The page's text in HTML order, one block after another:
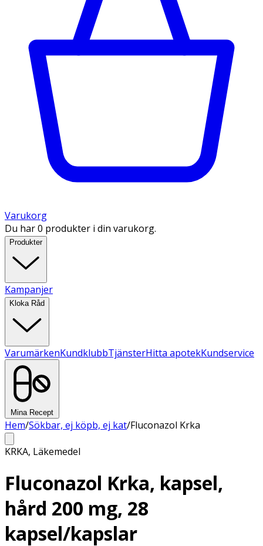
Varukorg
Du har 0 produkter i din varukorg.
Produkter
Kampanjer
Kloka Råd
VarumärkenKundklubbTjänsterHitta apotekKundservice
Mina Recept
Hem/Sökbar, ej köpb, ej kat/Fluconazol Krka
KRKA, Läkemedel
Fluconazol Krka, kapsel,
hård 200 mg, 28
kapsel/kapslar